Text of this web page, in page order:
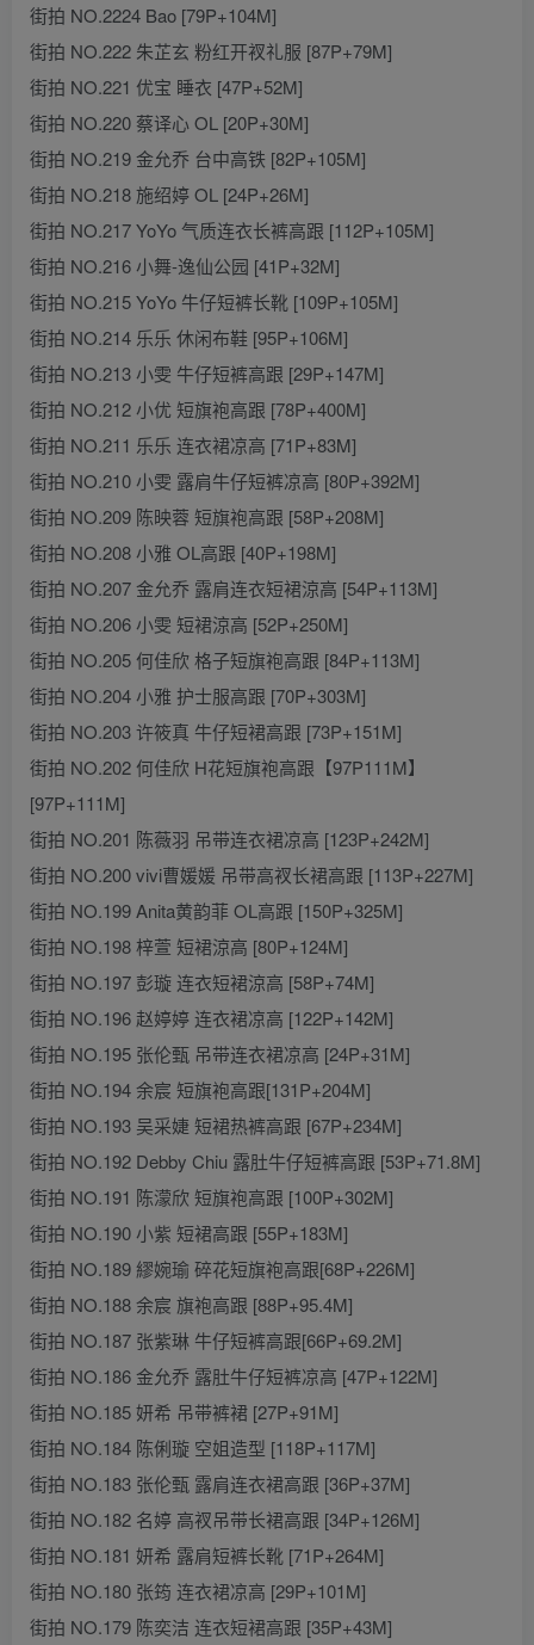
街拍 NO.2224 Bao [79P+104M]
街拍 NO.222 朱芷玄 粉红开衩礼服 [87P+79M]
街拍 NO.221 优宝 睡衣 [47P+52M]
街拍 NO.220 蔡译心 OL [20P+30M]
街拍 NO.219 金允乔 台中高铁 [82P+105M]
街拍 NO.218 施绍婷 OL [24P+26M]
街拍 NO.217 YoYo 气质连衣长裤高跟 [112P+105M]
街拍 NO.216 小舞-逸仙公园 [41P+32M]
街拍 NO.215 YoYo 牛仔短裤长靴 [109P+105M]
街拍 NO.214 乐乐 休闲布鞋 [95P+106M]
街拍 NO.213 小雯 牛仔短裤高跟 [29P+147M]
街拍 NO.212 小优 短旗袍高跟 [78P+400M]
街拍 NO.211 乐乐 连衣裙凉高 [71P+83M]
街拍 NO.210 小雯 露肩牛仔短裤凉高 [80P+392M]
街拍 NO.209 陈映蓉 短旗袍高跟 [58P+208M]
街拍 NO.208 小雅 OL高跟 [40P+198M]
街拍 NO.207 金允乔 露肩连衣短裙涼高 [54P+113M]
街拍 NO.206 小雯 短裙涼高 [52P+250M]
街拍 NO.205 何佳欣 格子短旗袍高跟 [84P+113M]
街拍 NO.204 小雅 护士服高跟 [70P+303M]
街拍 NO.203 许筱真 牛仔短裙高跟 [73P+151M]
街拍 NO.202 何佳欣 H花短旗袍高跟【97P111M】
[97P+111M]
街拍 NO.201 陈薇羽 吊带连衣裙凉高 [123P+242M]
街拍 NO.200 vivi曹媛媛 吊带高衩长裙高跟 [113P+227M]
街拍 NO.199 Anita黄韵菲 OL高跟 [150P+325M]
街拍 NO.198 梓萱 短裙涼高 [80P+124M]
街拍 NO.197 彭璇 连衣短裙涼高 [58P+74M]
街拍 NO.196 赵婷婷 连衣裙凉高 [122P+142M]
街拍 NO.195 张伦甄 吊带连衣裙凉高 [24P+31M]
街拍 NO.194 余宸 短旗袍高跟[131P+204M]
街拍 NO.193 吴采婕 短裙热裤高跟 [67P+234M]
街拍 NO.192 Debby Chiu 露肚牛仔短裤高跟 [53P+71.8M]
街拍 NO.191 陈濛欣 短旗袍高跟 [100P+302M]
街拍 NO.190 小紫 短裙高跟 [55P+183M]
街拍 NO.189 繆婉瑜 碎花短旗袍高跟[68P+226M]
街拍 NO.188 余宸 旗袍高跟 [88P+95.4M]
街拍 NO.187 张紫琳 牛仔短裤高跟[66P+69.2M]
街拍 NO.186 金允乔 露肚牛仔短裤凉高 [47P+122M]
街拍 NO.185 妍希 吊带裤裙 [27P+91M]
街拍 NO.184 陈俐璇 空姐造型 [118P+117M]
街拍 NO.183 张伦甄 露肩连衣裙高跟 [36P+37M]
街拍 NO.182 名婷 高衩吊带长裙高跟 [34P+126M]
街拍 NO.181 妍希 露肩短裤长靴 [71P+264M]
街拍 NO.180 张筠 连衣裙凉高 [29P+101M]
街拍 NO.179 陈奕洁 连衣短裙高跟 [35P+43M]